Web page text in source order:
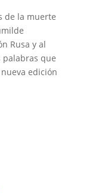
de la muerte
Rusa y al
palabras que
edición